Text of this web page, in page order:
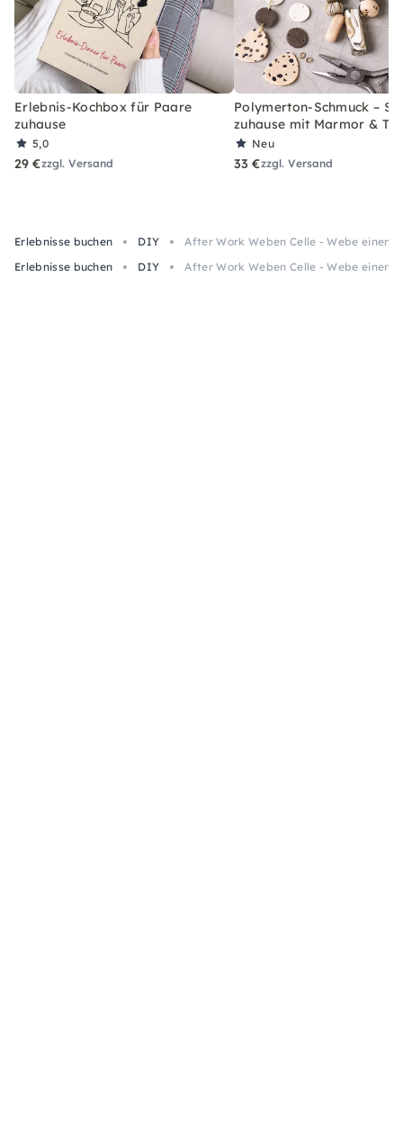
Erlebnis-Kochbox für Paare
zuhause
5,0
29 €zzgl. Versand
Polymerton-Schmuck –
zuhause mit Marmor &
Neu
33 €zzgl. Versand
Erlebnisse buchen DIY
After Work Weben Celle - Webe einen
Erlebnisse buchen
DIY After Work Weben Celle - Webe einen